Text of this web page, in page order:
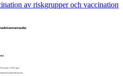
av riskgrupper och vaccination